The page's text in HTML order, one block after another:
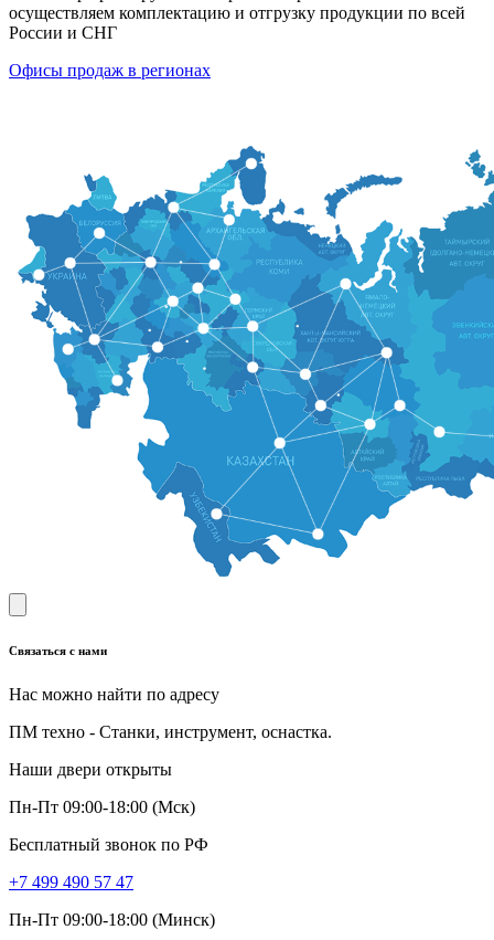
осуществляем комплектацию и отгрузку продукции по всей
России и СНГ
Офисы продаж в регионах
Связаться с нами
Нас можно найти по адресу
ПМ техно - Станки, инструмент, оснастка.
Наши двери открыты
Пн-Пт 09:00-18:00 (Мск)
Бесплатный звонок по РФ
+7 499 490 57 47
Пн-Пт 09:00-18:00 (Минск)